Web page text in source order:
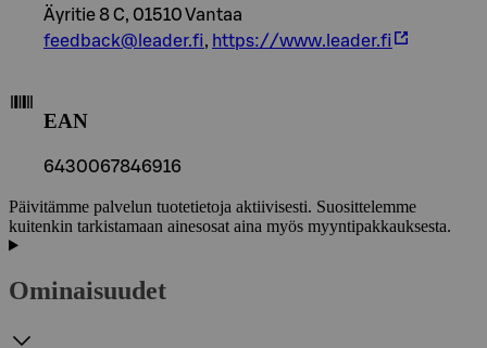
Äyritie 8 C, 01510 Vantaa
feedback@leader.fi, https://www.leader.fi
EAN
6430067846916
Päivitämme palvelun tuotetietoja aktiivisesti. Suosittelemme
kuitenkin tarkistamaan ainesosat aina myös myyntipakkauksesta.
Ominaisuudet